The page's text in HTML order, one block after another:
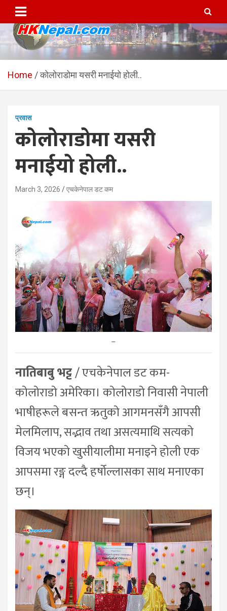
content
HKNepal.com – हङकङबाट
सञ्चालित पहिलो नेपाली अनलाईन
hknepal, hknepal.com, hk nepal, hk nepal com
Home कोलोराडोमा यसरी मनाईयो होली..
प्रवास
कोलोराडोमा यसरी
मनाईयो होली..
March 3, 2026 एचकेनेपाल डट कम
–
नातिबाबु भट्ट/ एचकेनेपाल डट कम-
कोलोराडो अमेरिका। कोलोराडो निवासी नेपाली
भाषीहरूले बसन्त ऋतुको आगमनसँगै आपसी
मेलमिलाप, सद्भाव तथा असत्यमाथि सत्यको
विजय भएको खुसीयालीमा मनाइने होली एक
आपसमा रङ्ग दल्दै हर्षोल्लासका साथ मनाएका
छन्।